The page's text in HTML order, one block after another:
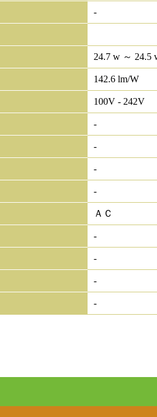
-
24.7 w ～ 24.5
142.6 lm/W
100V - 242V
-
-
-
-
ＡＣ
-
-
-
-